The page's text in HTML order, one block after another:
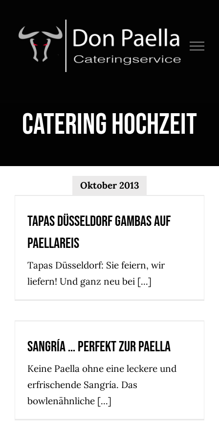
Inhalt
springen
Catering Hochzeit
Oktober 2013
Tapas Düsseldorf Gambas auf
Blog
Tapas Düsseldorf Gambas auf
Paellareis
Tapas Düsseldorf: Sie feiern, wir
liefern! Und ganz neu bei [...]
Blog
Sangría … perfekt zur Paella
Keine Paella ohne eine leckere und
erfrischende Sangría. Das
bowlenähnliche [...]